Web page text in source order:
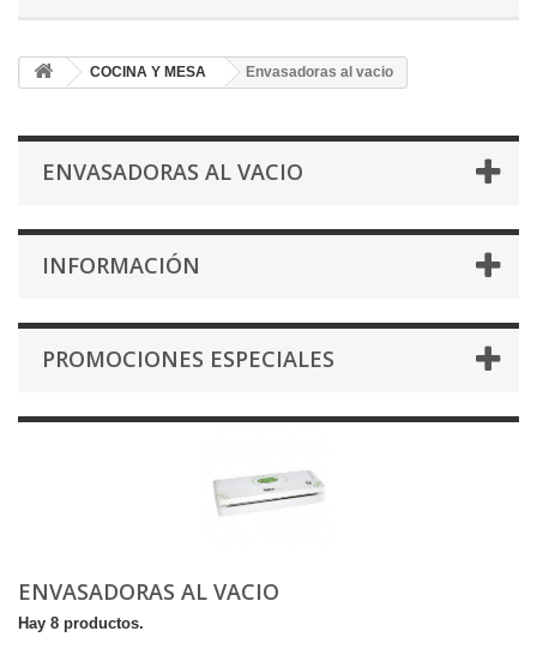
COCINA Y MESA Envasadoras al vacio
ENVASADORAS AL VACIO
INFORMACIÓN
PROMOCIONES ESPECIALES
ENVASADORAS AL VACIO
Hay 8 productos.